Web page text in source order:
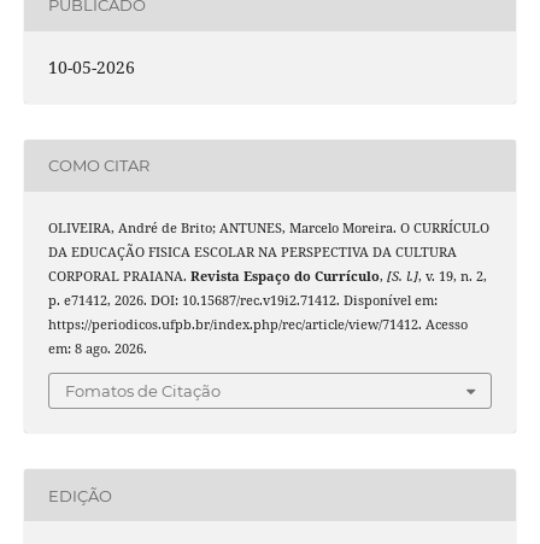
PUBLICADO
10-05-2026
COMO CITAR
OLIVEIRA, André de Brito; ANTUNES, Marcelo Moreira. O CURRÍCULO
DA EDUCAÇÃO FISICA ESCOLAR NA PERSPECTIVA DA CULTURA
CORPORAL PRAIANA. Revista Espaço do Currículo, [S. l.], v. 19, n. 2,
p. e71412, 2026. DOI: 10.15687/rec.v19i2.71412. Disponível em:
https://periodicos.ufpb.br/index.php/rec/article/view/71412. Acesso
em: 8 ago. 2026.
Fomatos de Citação
EDIÇÃO